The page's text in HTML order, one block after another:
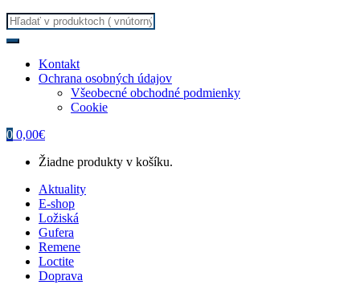
Search
for:
Kontakt
Ochrana osobných údajov
Všeobecné obchodné podmienky
Cookie
0 0,00€
Žiadne produkty v košíku.
Aktuality
E-shop
Ložiská
Gufera
Remene
Loctite
Doprava